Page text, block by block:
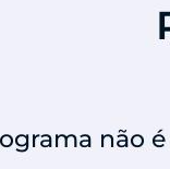
não